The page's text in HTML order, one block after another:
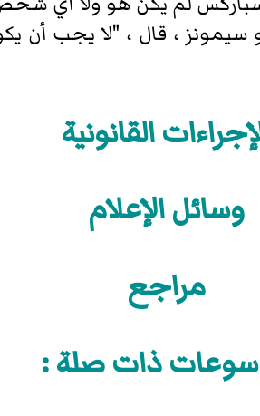
، قال ، "لا يجب أن
القانونية
وسائل الإعلام
مراجع
ذات صلة :